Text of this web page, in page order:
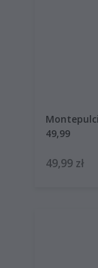
49,99
49,99 zł